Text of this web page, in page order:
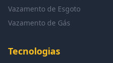
Vazamento de Esgoto
Vazamento de Gás
Tecnologias